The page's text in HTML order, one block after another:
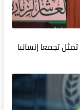
تجمعا إنسانيا